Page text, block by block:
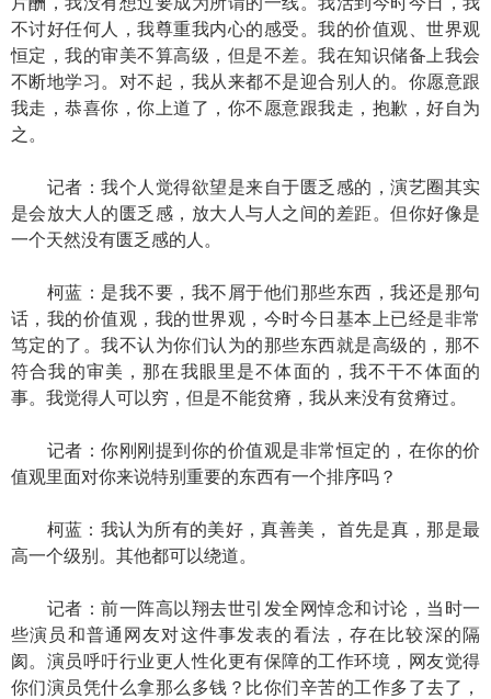
不讨好任何人，我尊重我内心的感受。我的价值观、世界观
恒定，我的审美不算高级，但是不差。我在知识储备上我会
不断地学习。对不起，我从来都不是迎合别人的。你愿意跟
我走，恭喜你，你上道了，你不愿意跟我走，抱歉，好自为
之。
记者：我个人觉得欲望是来自于匮乏感的，演艺圈其实
是会放大人的匮乏感，放大人与人之间的差距。但你好像是
一个天然没有匮乏感的人。
柯蓝：是我不要，我不屑于他们那些东西，我还是那句
话，我的价值观，我的世界观，今时今日基本上已经是非常
笃定的了。我不认为你们认为的那些东西就是高级的，那不
符合我的审美，那在我眼里是不体面的，我不干不体面的
事。我觉得人可以穷，但是不能贫瘠，我从来没有贫瘠过。
记者：你刚刚提到你的价值观是非常恒定的，在你的价
值观里面对你来说特别重要的东西有一个排序吗？
柯蓝：我认为所有的美好，真善美， 首先是真，那是最
高一个级别。其他都可以绕道。
记者：前一阵高以翔去世引发全网悼念和讨论，当时一
些演员和普通网友对这件事发表的看法，存在比较深的隔
阂。演员呼吁行业更人性化更有保障的工作环境，网友觉得
你们演员凭什么拿那么多钱？比你们辛苦的工作多了去了，